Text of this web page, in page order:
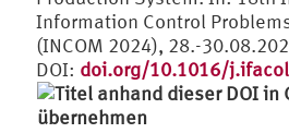
Information Control
(INCOM 2024), 28.-
DOI: doi.org/10.1016/